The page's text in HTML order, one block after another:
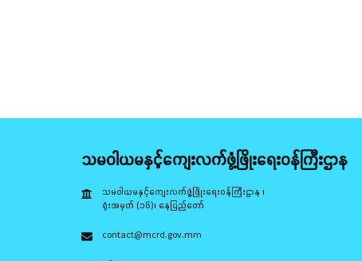
သမဝါယမနှင့်ကျေးလက်ဖွံ့ဖြိုးရေးဝန်ကြီးဌာန
သမဝါယမနှင့်ကျေးလက်ဖွံ့ဖြိုးရေးဝန်ကြီးဌာန ၊
ရုံးအမှတ် (၁၆)၊ နေပြည်တော်
contact@mcrd.gov.mm